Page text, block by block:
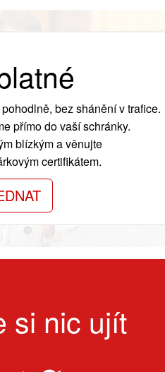
bez shánění v trafice.
přímo do vaší schránky.
blízkým a věnujte
certifikátem.
si nic ujít